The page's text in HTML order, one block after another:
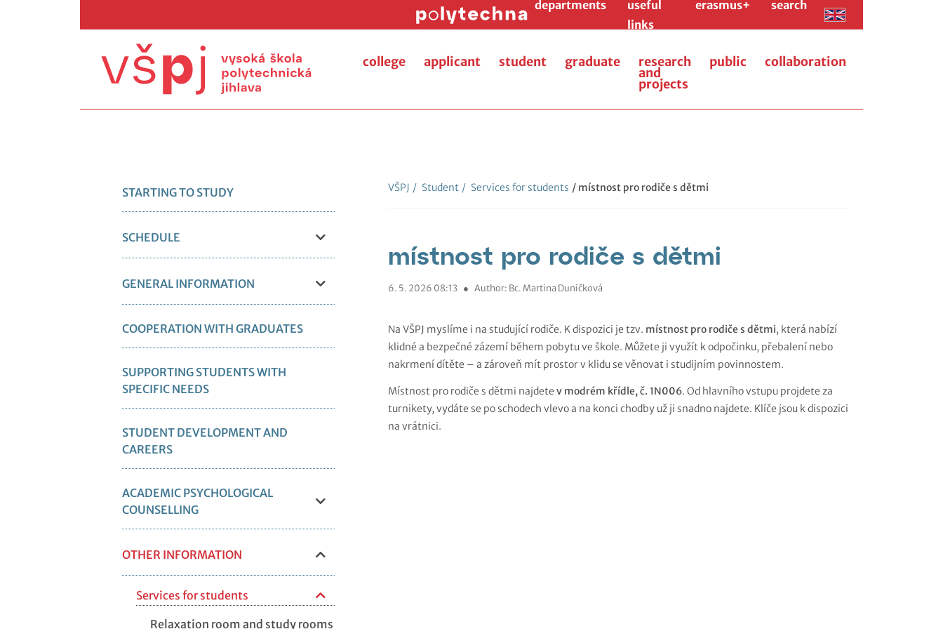
departments
useful
links
erasmus+ search
college applicant student graduate research
and
projects
public collaboration
STARTING TO STUDY
SCHEDULE
GENERAL INFORMATION
COOPERATION WITH GRADUATES
SUPPORTING STUDENTS WITH
SPECIFIC NEEDS
STUDENT DEVELOPMENT AND
CAREERS
ACADEMIC PSYCHOLOGICAL
COUNSELLING
OTHER INFORMATION
Services for students
Relaxation room and study rooms
VŠPJ / Student / Services for students / místnost pro rodiče s dětmi
místnost pro rodiče s dětmi
6. 5. 2026 08:13 ● Author: Bc. Martina Duničková
Na VŠPJ myslíme i na studující rodiče. K dispozici je tzv. místnost pro rodiče s dětmi, která nabízí
klidné a bezpečné zázemí během pobytu ve škole. Můžete ji využít k odpočinku, přebalení nebo
nakrmení dítěte – a zároveň mít prostor v klidu se věnovat i studijním povinnostem.
Místnost pro rodiče s dětmi najdete v modrém křídle, č. 1N006. Od hlavního vstupu projdete za
turnikety, vydáte se po schodech vlevo a na konci chodby už ji snadno najdete. Klíče jsou k dispozici
na vrátnici.